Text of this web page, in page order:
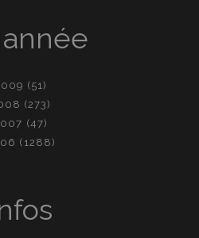
année
(51)
(273)
(47)
(1288)